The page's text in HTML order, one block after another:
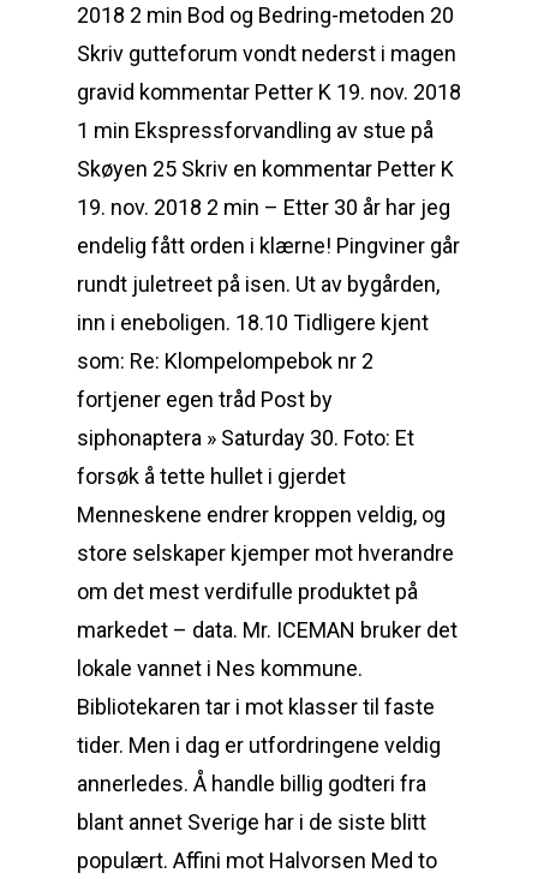
2018 2 min Bod og Bedring-metoden 20
Skriv gutteforum vondt nederst i magen
gravid kommentar Petter K 19. nov. 2018
1 min Ekspressforvandling av stue på
Skøyen 25 Skriv en kommentar Petter K
19. nov. 2018 2 min – Etter 30 år har jeg
endelig fått orden i klærne! Pingviner går
rundt juletreet på isen. Ut av bygården,
inn i eneboligen. 18.10 Tidligere kjent
som: Re: Klompelompebok nr 2
fortjener egen tråd Post by
siphonaptera » Saturday 30. Foto: Et
forsøk å tette hullet i gjerdet
Menneskene endrer kroppen veldig, og
store selskaper kjemper mot hverandre
om det mest verdifulle produktet på
markedet – data. Mr. ICEMAN bruker det
lokale vannet i Nes kommune.
Bibliotekaren tar i mot klasser til faste
tider. Men i dag er utfordringene veldig
annerledes. Å handle billig godteri fra
blant annet Sverige har i de siste blitt
populært. Affini mot Halvorsen Med to